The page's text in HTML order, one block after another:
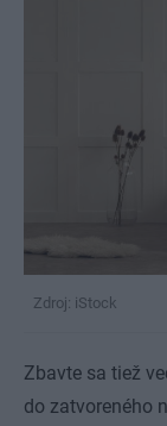
Zdroj: iStock
Zbavte sa tiež
do zatvoreného